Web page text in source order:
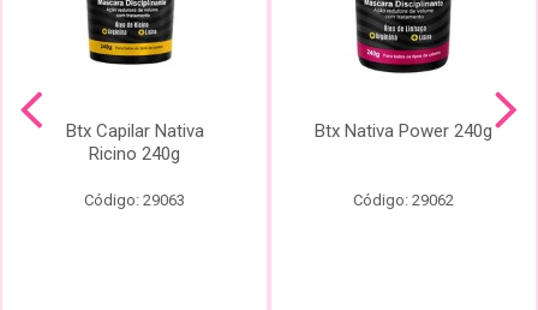
Btx Capilar Nativa
Ricino 240g
Código: 29063
Btx Nativa Power 240g
Código: 29062